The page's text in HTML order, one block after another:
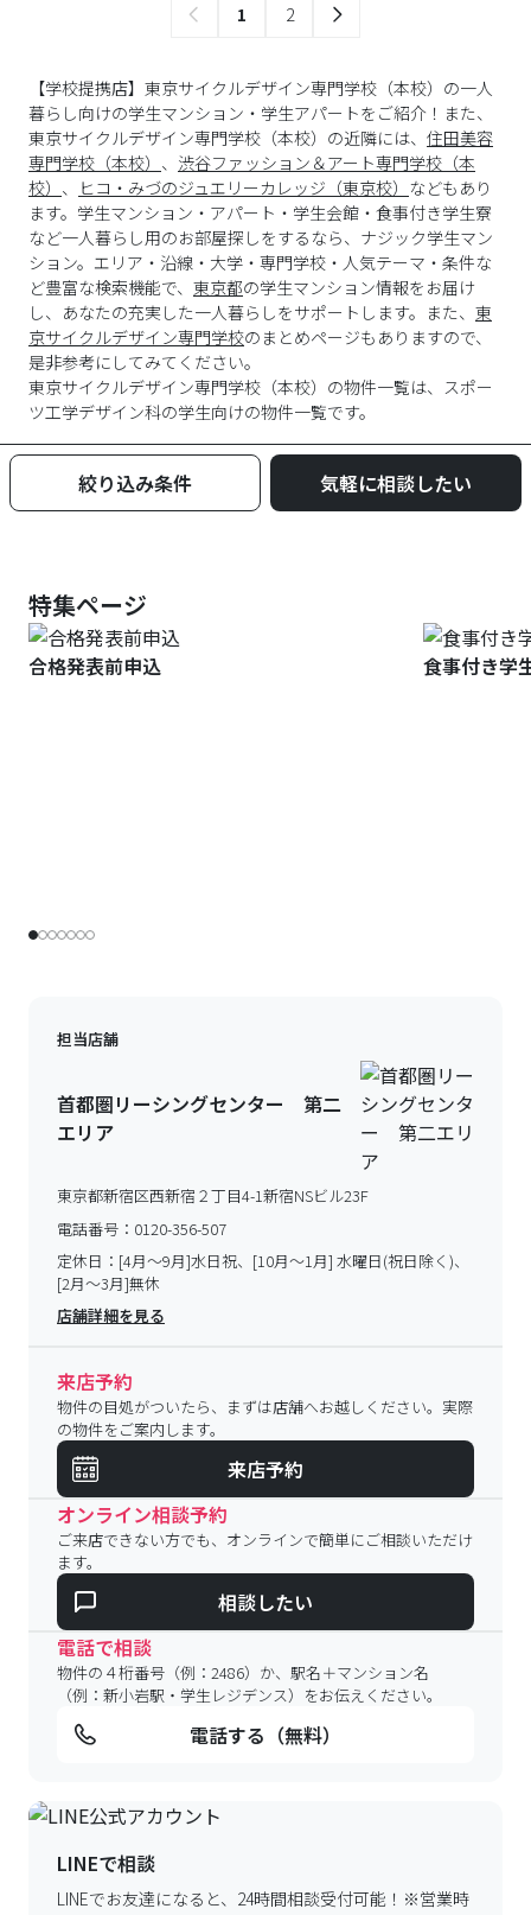
1 2
【学校提携店】東京サイクルデザイン専門学校（本校）の一人
暮らし向けの学生マンション・学生アパートをご紹介！また、
東京サイクルデザイン専門学校（本校）の近隣には、 住田美容
専門学校（本校） 、 渋谷ファッション＆アート専門学校（本
校） 、 ヒコ・みづのジュエリーカレッジ（東京校） などもあり
ます。学生マンション・アパート・学生会館・食事付き学生寮
など一人暮らし用のお部屋探しをするなら、ナジック学生マン
ション。エリア・沿線・大学・専門学校・人気テーマ・条件な
ど豊富な検索機能で、 東京都の学生マンション情報をお届け
し、あなたの充実した一人暮らしをサポートします。また、 東
京サイクルデザイン専門学校のまとめページもありますので、
是非参考にしてみてください。
東京サイクルデザイン専門学校 （本校）の物件一覧は、 スポー
ツ工学デザイン科の学生向けの物件一覧です。
絞り込み条件 気軽に相談したい
特集ページ
合格発表前申込 食事付き学
担当店舗
首都圏リーシングセンター 第二
エリア
東京都新宿区西新宿２丁目4-1新宿NSビル23F
電話番号： 0120-356-507
定休日： [4月～9月]水日祝、[10月～1月] 水曜日(祝日除く)、
[2月～3月]無休
店舗詳細を見る
来店予約
物件の目処がついたら、まずは店舗へお越しください。実際
の物件をご案内します。
来店予約
オンライン相談予約
ご来店できない方でも、オンラインで簡単にご相談いただけ
ます。
相談したい
電話で相談
物件の４桁番号（例：2486）か、駅名＋マンション名
（例：新小岩駅・学生レジデンス）をお伝えください。
電話する（無料）
LINEで相談
LINEでお友達になると、24時間相談受付可能！ ※営業時